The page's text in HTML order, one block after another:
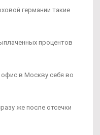
германии такие
процентов
в Москву себя во
же после отсечки